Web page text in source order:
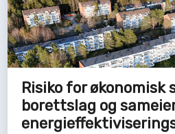
Risiko for økonomisk
borettslag og